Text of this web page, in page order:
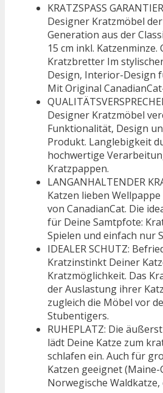
KRATZSPASS
Designer Kratzmöbel
Generation aus der
15 cm inkl. Katzenminze.
Kratzbretter Im
Design, Interior-Design
Mit Original
Designer Kratzmöbel
Funktionalität, Design
Produkt. Langlebigkeit
hochwertige
Kratzpappen.
LANGANHALTENDER
Katzen lieben
von CanadianCat. Die
für Deine Samtpfote:
Spielen und einfach nur
IDEALER SCHUTZ:
Kratzinstinkt Deiner
Kratzmöglichkeit. Das
der Auslastung ihrer
zugleich die Möbel vor
Stubentigers.
RUHEPLATZ: Die
lädt Deine Katze zum
schlafen ein. Auch für
Katzen geeignet (Maine-
Norwegische Waldkatze,